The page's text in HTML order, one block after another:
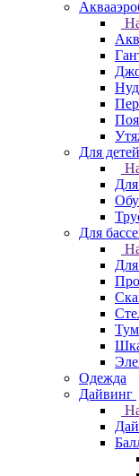
Для детей
Для
Одежда
Дайвинг